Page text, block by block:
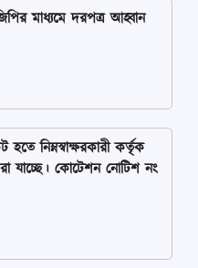
মাধ্যমে দরপত্র আহ্বান
নিম্নস্বাক্ষরকারী কর্তৃক
যাচ্ছে। কোটেশন নোটিশ নং